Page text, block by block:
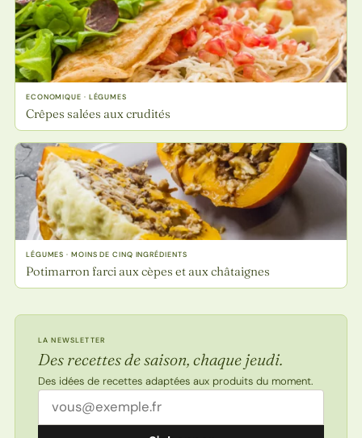
ECONOMIQUE · LÉGUMES
Crêpes salées aux crudités
LÉGUMES · MOINS DE CINQ INGRÉDIENTS
Potimarron farci aux cèpes et aux châtaignes
LA NEWSLETTER
Des recettes de saison, chaque jeudi.
Des idées de recettes adaptées aux produits du moment.
Adresse email